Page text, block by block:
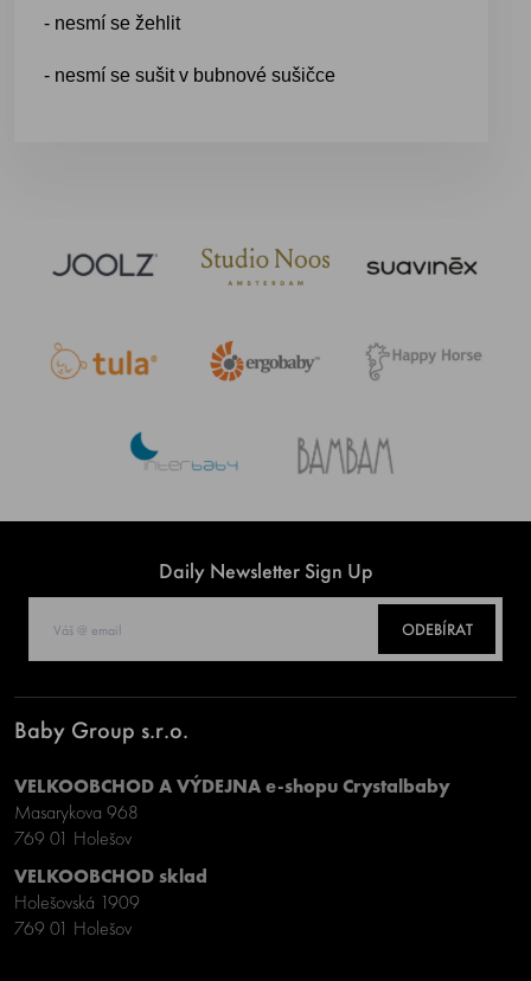
- nesmí se žehlit
- nesmí se sušit v bubnové sušičce
Daily Newsletter Sign Up
ODEBÍRAT
Baby Group s.r.o.
VELKOOBCHOD A VÝDEJNA e-shopu Crystalbaby
Masarykova 968
769 01 Holešov
VELKOOBCHOD sklad
Holešovská 1909
769 01 Holešov